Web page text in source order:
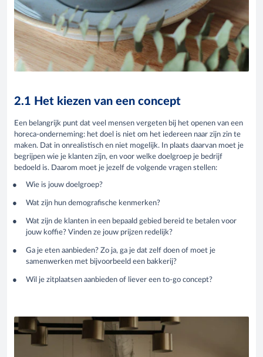
2.1 Het kiezen van een concept
Een belangrijk punt dat veel mensen vergeten bij het openen van een
horeca-onderneming: het doel is niet om het iedereen naar zijn zin te
maken. Dat in onrealistisch en niet mogelijk. In plaats daarvan moet je
begrijpen wie je klanten zijn, en voor welke doelgroep je bedrijf
bedoeld is. Daarom moet je jezelf de volgende vragen stellen:
Wie is jouw doelgroep?
Wat zijn hun demografische kenmerken?
Wat zijn de klanten in een bepaald gebied bereid te betalen voor
jouw koffie? Vinden ze jouw prijzen redelijk?
Ga je eten aanbieden? Zo ja, ga je dat zelf doen of moet je
samenwerken met bijvoorbeeld een bakkerij?
Wil je zitplaatsen aanbieden of liever een to-go concept?